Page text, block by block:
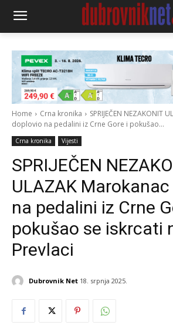
Home Crna kronika
SPRIJEČEN NEZAKONIT
doplovio na pedalini iz Crne Gore i pokušao...
Crna kronika Vijesti
SPRIJEČEN
ULAZAK
na pedalini iz Crne
pokušao se iskrcati
Prevlaci
Dubrovnik Net 18. srpnja 2025.